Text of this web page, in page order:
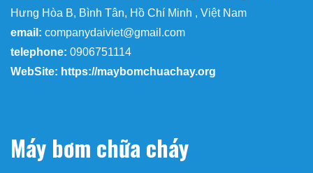
Hưng Hòa B, Bình Tân, Hồ Chí Minh , Việt Nam
email: companydaiviet@gmail.com
telephone: 0906751114
WebSite: https://maybomchuachay.org
Máy bơm chữa cháy